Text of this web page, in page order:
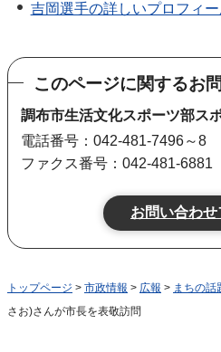
吉岡選手の詳しいプロフィ
このページに関するお
調布市生活文化スポーツ部ス
電話番号：042-481-7496～8
ファクス番号：042-481-6881
トップページ > 市政情報 > 広報 > まちの話
さお)さんが市長を表敬訪問